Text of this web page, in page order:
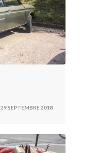
29 SEPTEMBRE 2018